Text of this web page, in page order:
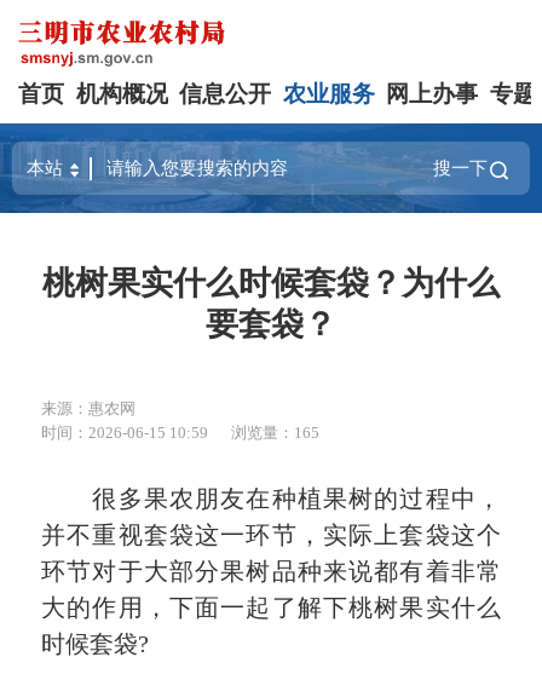
首页 机构概况 信息公开 农业服务 网上办事 专题
搜一下
桃树果实什么时候套袋？为什么
要套袋？
来源：惠农网
时间：2026-06-15 10:59
浏览量：165
很多果农朋友在种植果树的过程中，
并不重视套袋这一环节，实际上套袋这个
环节对于大部分果树品种来说都有着非常
大的作用，下面一起了解下桃树果实什么
时候套袋?